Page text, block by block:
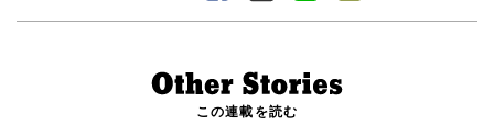
この連載を読む